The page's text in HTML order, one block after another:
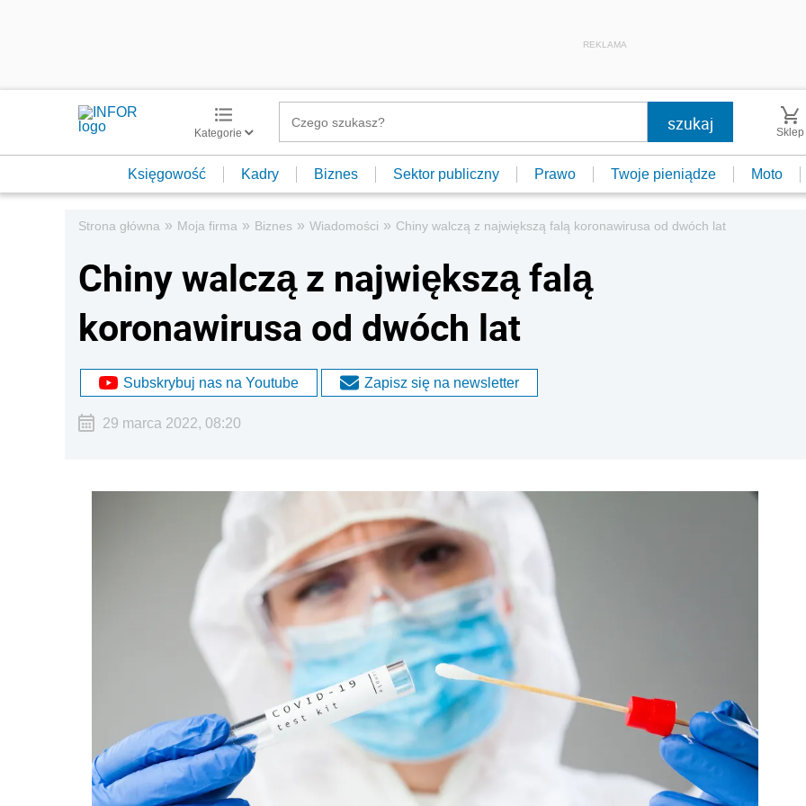
REKLAMA
Kategorie Sklep
Księgowość Kadry Biznes Sektor publiczny Prawo Twoje pieniądze Moto
Strona główna » Moja firma » Biznes » Wiadomości » Chiny walczą z największą falą koronawirusa od dwóch lat
Chiny walczą z największą falą
koronawirusa od dwóch lat
Subskrybuj nas na Youtube Zapisz się na newsletter
29 marca 2022, 08:20